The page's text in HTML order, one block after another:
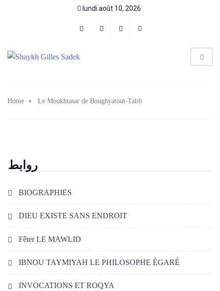
lundi août 10, 2026
Home Le Moukhtasar de Boughyatout-Talib
روابط
BIOGRAPHIES
DIEU EXISTE SANS ENDROIT
Fêter LE MAWLID
IBNOU TAYMIYAH LE PHILOSOPHE ÉGARÉ
INVOCATIONS ET ROQYA